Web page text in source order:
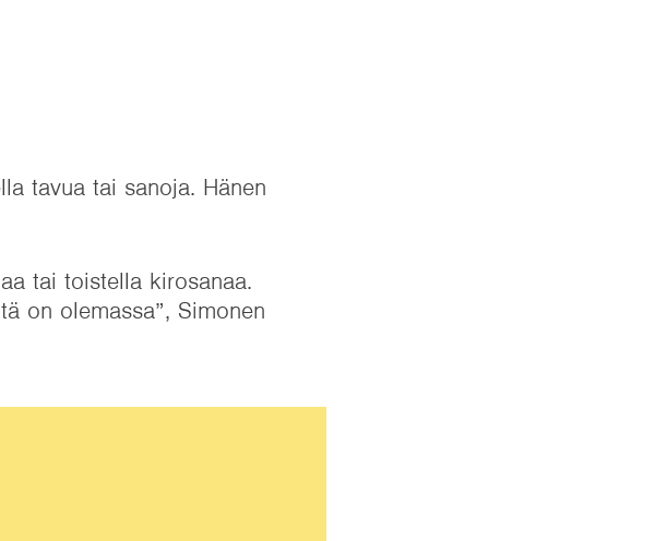
tavua tai sanoja. Hänen
tai toistella kirosanaa.
on olemassa”, Simonen